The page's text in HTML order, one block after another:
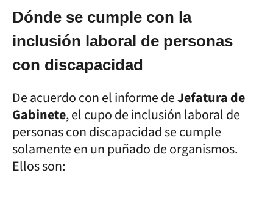
Dónde se cumple con la
inclusión laboral de personas
con discapacidad
De acuerdo con el informe deJefatura de
Gabinete, el cupo de inclusión laboral de
personas con discapacidad se cumple
solamente en un puñado de organismos.
Ellos son: